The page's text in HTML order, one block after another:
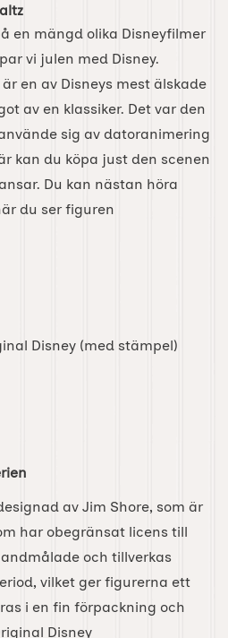
en mängd olika Disneyfilmer
vi julen med Disney.
en av Disneys mest älskade
av en klassiker. Det var den
sig av datoranimering
kan du köpa just den scenen
Du kan nästan höra
du ser figuren
Disney (med stämpel)
av Jim Shore, som är
har obegränsat licens till
och tillverkas
vilket ger figurerna ett
i en fin förpackning och
Disney